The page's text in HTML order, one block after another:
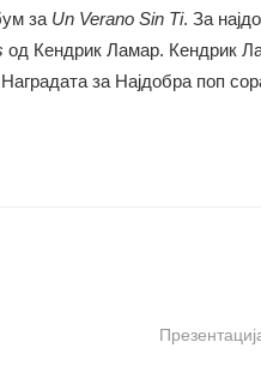
за Un Verano Sin Ti. За
од Кендрик Ламар. Кендрик
за Најдобра поп